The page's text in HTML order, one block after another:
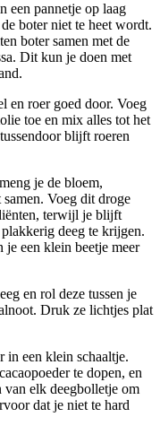
een pannetje op laag
boter niet te heet wordt.
boter samen met de
Dit kun je doen met
en roer goed door. Voeg
toe en mix alles tot het
blijft roeren
je de bloem,
Voeg dit droge
terwijl je blijft
deeg te krijgen.
een klein beetje meer
en rol deze tussen je
Druk ze lichtjes plat
in een klein schaaltje.
te dopen, en
elk deegbolletje om
dat je niet te hard